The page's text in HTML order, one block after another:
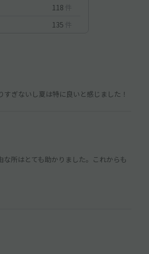
118 件
135 件
ぎないし夏は特に良いと感じました！
所はとても助かりました。これからも